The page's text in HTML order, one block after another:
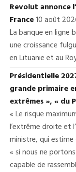
Revolut annonce
France10 août
La banque en ligne
une croissance
en Lituanie et au
Présidentielle
grande primaire
extrêmes », « du
« Le risque
l’extrême droite et
ministre, qui
« si nous ne
capable de